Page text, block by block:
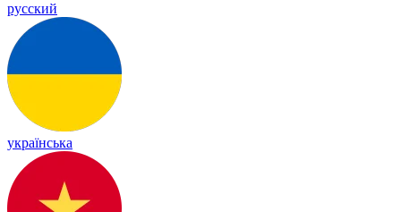
русский
українська